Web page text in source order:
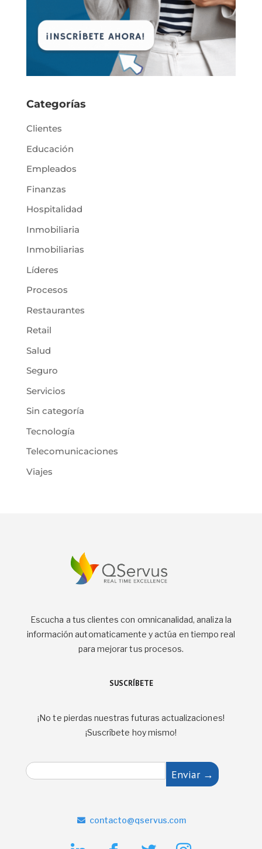
Categorías
Clientes
Educación
Empleados
Finanzas
Hospitalidad
Inmobiliaria
Inmobiliarias
Líderes
Procesos
Restaurantes
Retail
Salud
Seguro
Servicios
Sin categoría
Tecnología
Telecomunicaciones
Viajes
Escucha a tus clientes con omnicanalidad, analiza la
información automaticamente y actúa en tiempo real
para mejorar tus procesos.
SUSCRÍBETE
¡No te pierdas nuestras futuras actualizaciones!
¡Suscríbete hoy mismo!
E
m
Enviar →
contacto@qservus.com